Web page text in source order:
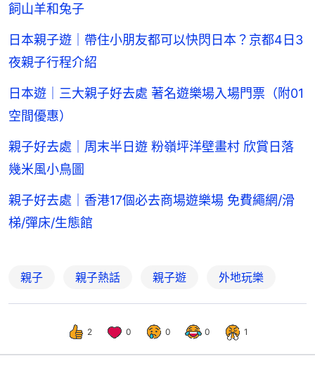
飼山羊和兔子
日本親子遊｜帶住小朋友都可以快閃日本？京都4日3
夜親子行程介紹
日本遊｜三大親子好去處 著名遊樂場入場門票（附01
空間優惠）
親子好去處｜周末半日遊 粉嶺坪洋壁畫村 欣賞日落
幾米風小鳥圖
親子好去處｜香港17個必去商場遊樂場 免費繩網/滑
梯/彈床/生態館
親子 親子熱話 親子遊 外地玩樂
2 0 0 0 1